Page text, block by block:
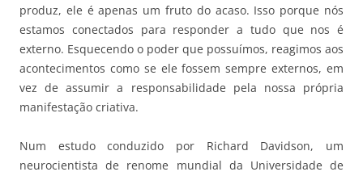
produz, ele é apenas um fruto do acaso. Isso porque nós
estamos conectados para responder a tudo que nos é
externo. Esquecendo o poder que possuímos, reagimos aos
acontecimentos como se ele fossem sempre externos, em
vez de assumir a responsabilidade pela nossa própria
manifestação criativa.
Num estudo conduzido por Richard Davidson, um
neurocientista de renome mundial da Universidade de